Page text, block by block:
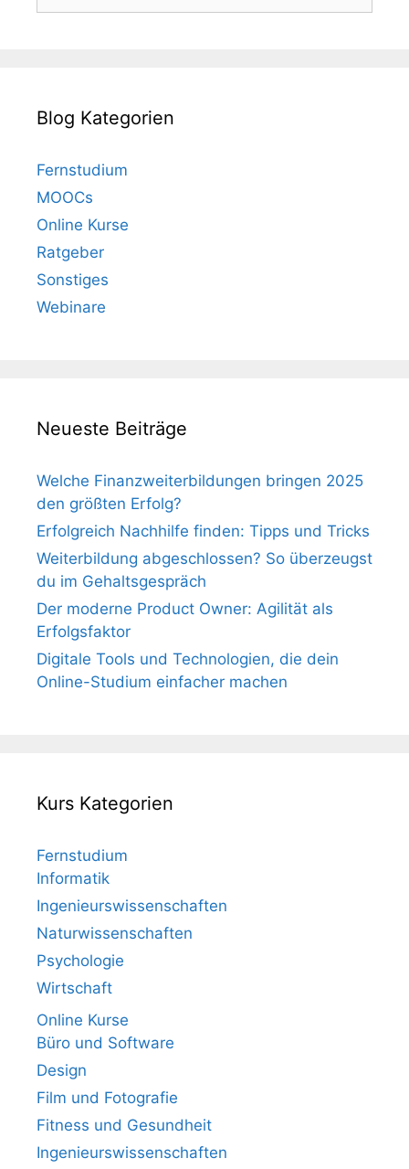
Blog Kategorien
Fernstudium
MOOCs
Online Kurse
Ratgeber
Sonstiges
Webinare
Neueste Beiträge
Welche Finanzweiterbildungen bringen 2025
den größten Erfolg?
Erfolgreich Nachhilfe finden: Tipps und Tricks
Weiterbildung abgeschlossen? So überzeugst
du im Gehaltsgespräch
Der moderne Product Owner: Agilität als
Erfolgsfaktor
Digitale Tools und Technologien, die dein
Online-Studium einfacher machen
Kurs Kategorien
Fernstudium
Informatik
Ingenieurswissenschaften
Naturwissenschaften
Psychologie
Wirtschaft
Online Kurse
Büro und Software
Design
Film und Fotografie
Fitness und Gesundheit
Ingenieurswissenschaften